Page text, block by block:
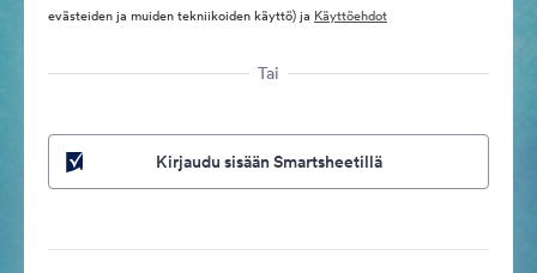
evästeiden ja muiden tekniikoiden käyttö) ja Käyttöehdot
Tai
Kirjaudu sisään Smartsheetillä